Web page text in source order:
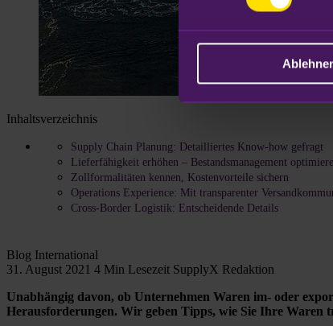
Inhaltsverzeichnis
Supply Chain Planung: Detailliertes Know-how gefragt
Lieferfähigkeit erhöhen – Bestandsmanagement
Zollformalitäten kennen, Kostenvorteile sichern
Operations Experience: Mit transparenter
Cross-Border Logistik: Entscheidende Details
Blog International
31. August 2021 4 Min Lesezeit SupplyX Redaktion
Unabhängig davon, ob Unternehmen Waren im- oder
Herausforderungen. Wir geben Tipps, wie Sie Ihre Waren